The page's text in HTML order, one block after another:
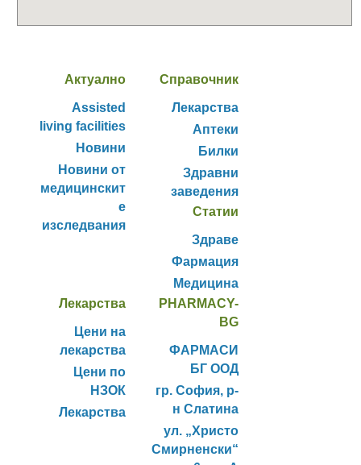
Актуално
Assisted
living facilities
Новини
Новини от
медицинскит
е
изследвания
Справочник
Лекарства
Аптеки
Билки
Здравни
заведения
Статии
Здраве
Фармация
Медицина
Лекарства
Цени на
лекарства
Цени по
НЗОК
Лекарства
PHARMACY-
BG
ФАРМАСИ
БГ ООД
гр. София, р-
н Слатина
ул. „Христо
Смирненски“